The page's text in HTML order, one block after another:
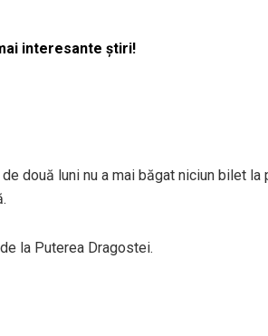
interesante știri!
două luni nu a mai băgat niciun bilet la
la Puterea Dragostei.